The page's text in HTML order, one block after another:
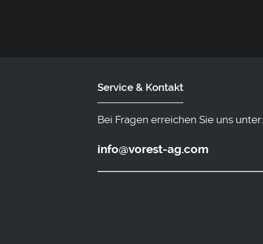
Service & Kontakt
Bei Fragen erreichen Sie uns unter:
info@vorest-ag.com